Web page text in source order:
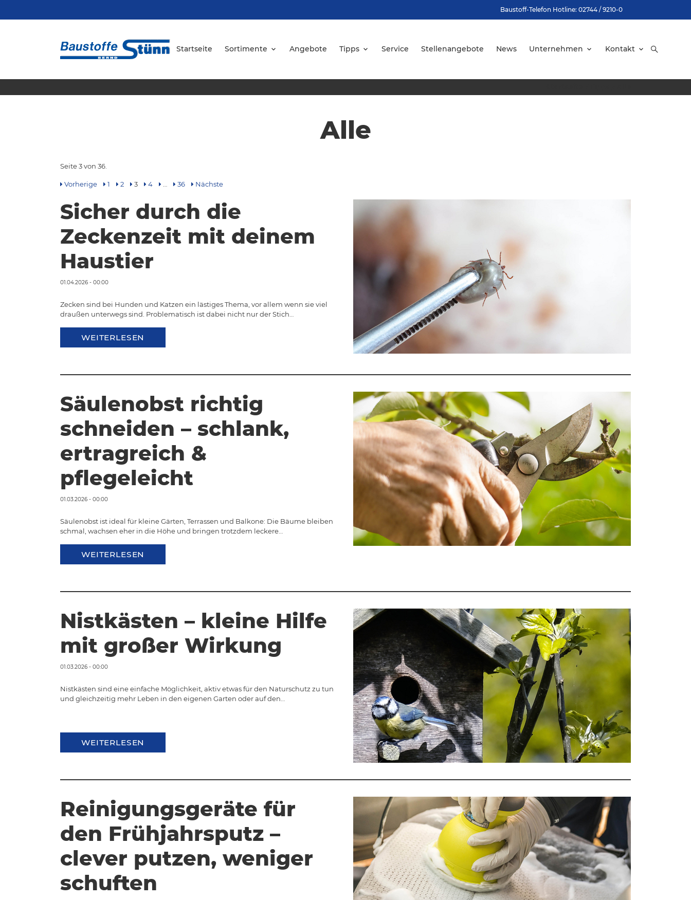
Baustoff-Telefon Hotline: 02744 / 9210-0
Startseite Sortimente Angebote Tipps Service Stellenangebote News Unternehmen Kontakt
Alle
Seite 3 von 36.
Vorherige 1 2 3 4 36 Nächste
Sicher durch die
Zeckenzeit mit deinem
Haustier
01.04.2026 - 00:00
Zecken sind bei Hunden und Katzen ein lästiges Thema, vor allem wenn sie viel
draußen unterwegs sind. Problematisch ist dabei nicht nur der Stich…
WEITERLESEN
Säulenobst richtig
schneiden – schlank,
ertragreich &
pflegeleicht
01.03.2026 - 00:00
Säulenobst ist ideal für kleine Gärten, Terrassen und Balkone: Die Bäume bleiben
schmal, wachsen eher in die Höhe und bringen trotzdem leckere…
WEITERLESEN
Nistkästen – kleine Hilfe
mit großer Wirkung
01.03.2026 - 00:00
Nistkästen sind eine einfache Möglichkeit, aktiv etwas für den Naturschutz zu tun
und gleichzeitig mehr Leben in den eigenen Garten oder auf den…
WEITERLESEN
Reinigungsgeräte für
den Frühjahrsputz –
clever putzen, weniger
schuften